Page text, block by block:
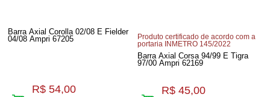
Barra Axial Corolla 02/08 E Fielder
04/08 Ampri 67205
R$ 54,00
Produto certificado de acordo com a
portaria INMETRO 145/2022
Barra Axial Corsa 94/99 E Tigra
97/00 Ampri 62169
R$ 45,00